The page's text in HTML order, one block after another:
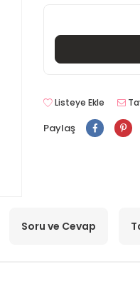
Listeye Ekle
Paylaş
Soru ve Cevap